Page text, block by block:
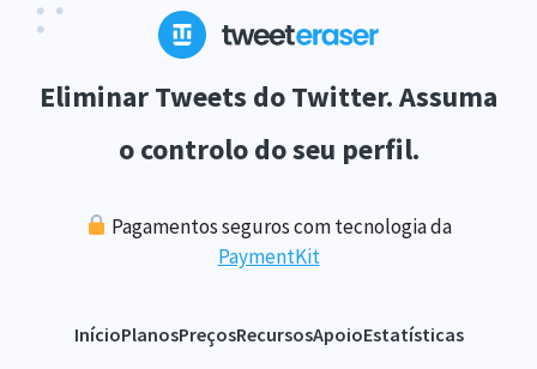
Eliminar Tweets do Twitter. Assuma
o controlo do seu perfil.
Pagamentos seguros com tecnologia da
PaymentKit
InícioPlanosPreçosRecursosApoioEstatísticas